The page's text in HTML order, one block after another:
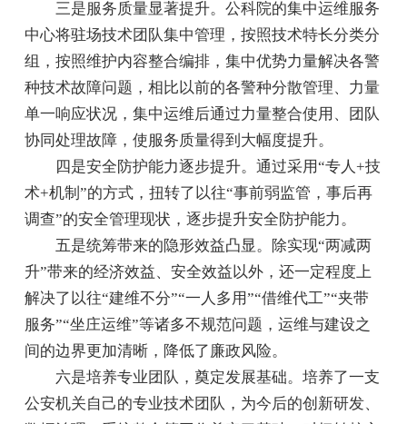
三是服务质量显著提升。公科院的集中运维服务
中心将驻场技术团队集中管理，按照技术特长分类分
组，按照维护内容整合编排，集中优势力量解决各警
种技术故障问题，相比以前的各警种分散管理、力量
单一响应状况，集中运维后通过力量整合使用、团队
协同处理故障，使服务质量得到大幅度提升。
四是安全防护能力逐步提升。通过采用“专人+技
术+机制”的方式，扭转了以往“事前弱监管，事后再
调查”的安全管理现状，逐步提升安全防护能力。
五是统筹带来的隐形效益凸显。除实现“两减两
升”带来的经济效益、安全效益以外，还一定程度上
解决了以往“建维不分”“一人多用”“借维代工”“夹带
服务”“坐庄运维”等诸多不规范问题，运维与建设之
间的边界更加清晰，降低了廉政风险。
六是培养专业团队，奠定发展基础。培养了一支
公安机关自己的专业技术团队，为今后的创新研发、